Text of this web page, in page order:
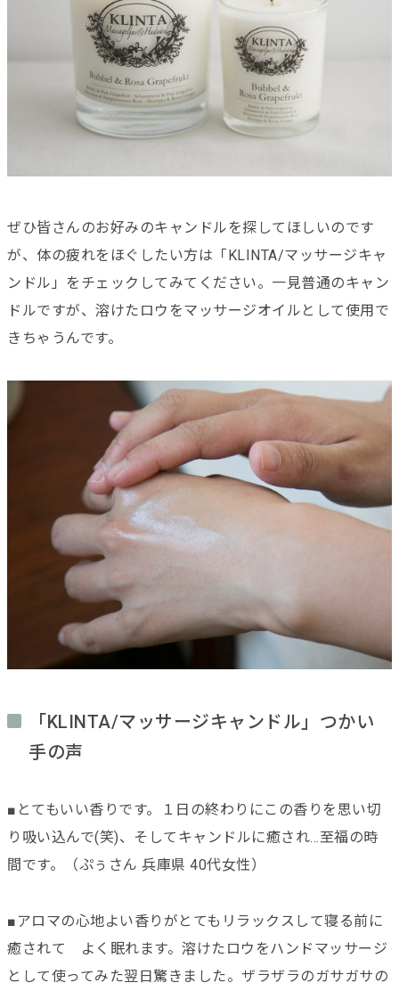
ぜひ皆さんのお好みのキャンドルを探してほしいのです
が、体の疲れをほぐしたい方は「KLINTA/マッサージキャ
ンドル」をチェックしてみてください。一見普通のキャン
ドルですが、溶けたロウをマッサージオイルとして使用で
きちゃうんです。
「KLINTA/マッサージキャンドル」つかい
手の声
■とてもいい香りです。１日の終わりにこの香りを思い切
り吸い込んで(笑)、そしてキャンドルに癒され…至福の時
間です。（ぷぅさん 兵庫県 40代女性）
■アロマの心地よい香りがとてもリラックスして寝る前に
癒されて よく眠れます。溶けたロウをハンドマッサージ
として使ってみた翌日驚きました。ザラザラのガサガサの